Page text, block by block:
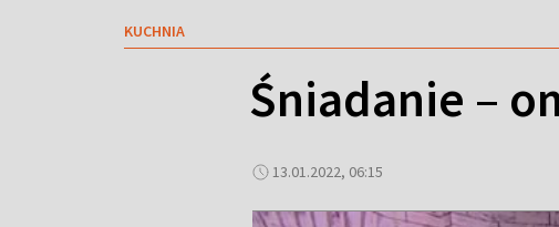
KUCHNIA
Śniadanie –
13.01.2022, 06:15